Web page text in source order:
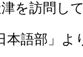
を訪問し
本語部」